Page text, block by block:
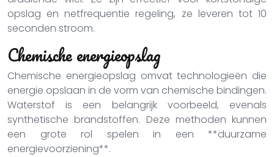
opslag en netfrequentie regeling, ze leveren tot 10
seconden stroom.
Chemische energieopslag
Chemische energieopslag omvat technologieën die
energie opslaan in de vorm van chemische bindingen.
Waterstof is een belangrijk voorbeeld, evenals
synthetische brandstoffen. Deze methoden kunnen
een grote rol spelen in een **duurzame
energievoorziening**.